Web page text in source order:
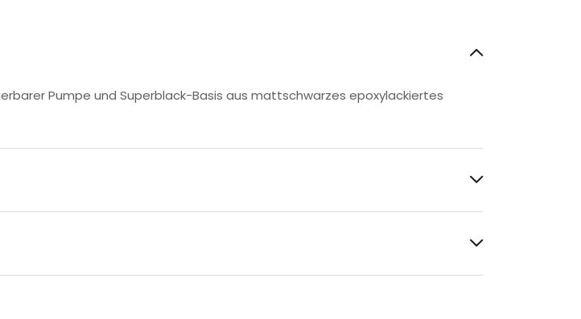
Pumpe und Superblack-Basis aus mattschwarzes epoxylackiertes